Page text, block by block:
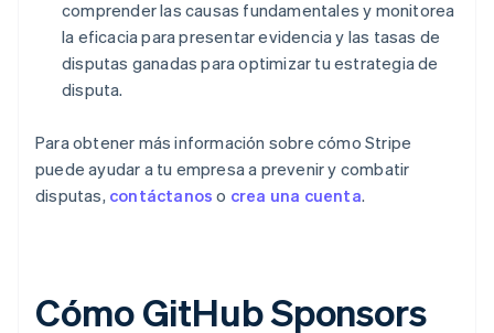
comprender las causas fundamentales y monitorea
la eficacia para presentar evidencia y las tasas de
disputas ganadas para optimizar tu estrategia de
disputa.
Para obtener más información sobre cómo Stripe
puede ayudar a tu empresa a prevenir y combatir
disputas, contáctanos o crea una cuenta.
Cómo GitHub Sponsors